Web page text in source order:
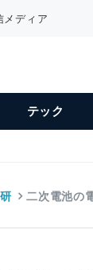
メディア
テック
二次電池の